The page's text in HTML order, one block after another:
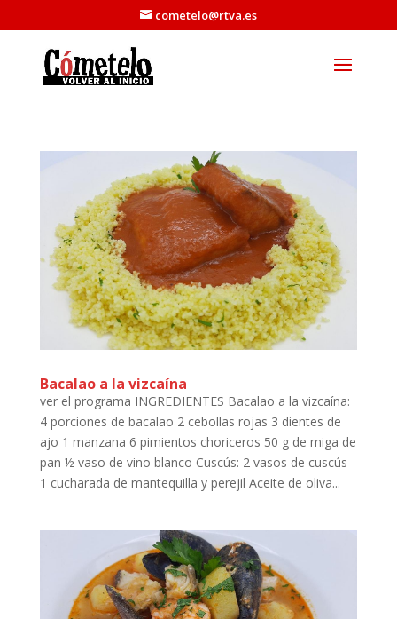
cometelo@rtva.es
Bacalao a la vizcaína
ver el programa INGREDIENTES Bacalao a la vizcaína:
4 porciones de bacalao 2 cebollas rojas 3 dientes de
ajo 1 manzana 6 pimientos choriceros 50 g de miga de
pan ½ vaso de vino blanco Cuscús: 2 vasos de cuscús
1 cucharada de mantequilla y perejil Aceite de oliva...